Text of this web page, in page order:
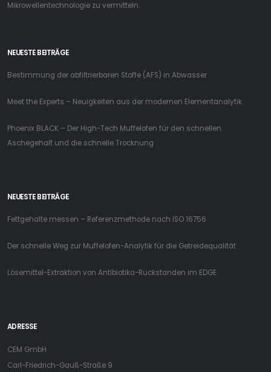
Mikrowellentechnologie zu vermitteln.
NEUESTE BEITRÄGE
Bestimmung der abfiltrierbaren Stoffe (AFS) in Abwasser
Meet the Experts – Neuigkeiten aus der modernen Elementanalytik
Phoenix BLACK – Der High-Tech Muffelofen für den schnellen
Aschegehalt und die schnelle Trocknung
NEUESTE BEITRÄGE
Fettgehalte messen – Referenzmethode nach ISO 16756
Der schnelle Weg zur Muffelofen-Analytik für die Getreidequalität
Lösemittel-Extraktion von Antibiotika-Rückstanden im EDGE
ADRESSE
CEM GmbH
Carl-Friedrich-Gauß-Straße 9